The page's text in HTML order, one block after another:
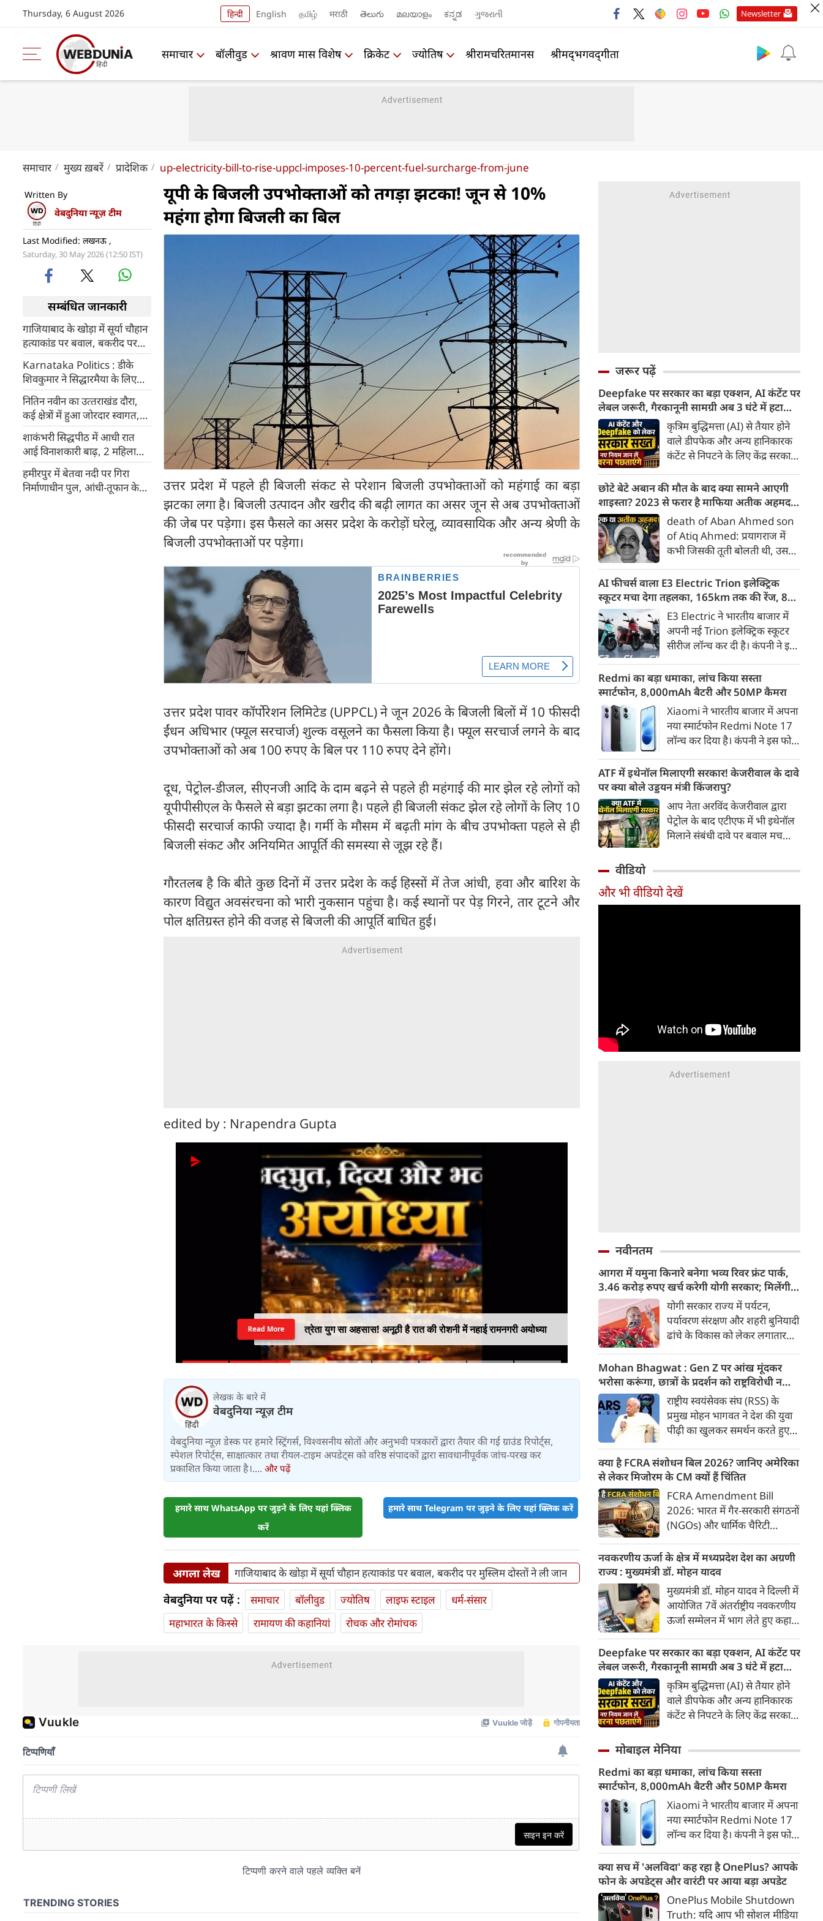
Thursday, 6 August 2026 हिन्दी English தமிழ் मराठी తెలుగు മലയാളം ಕನ್ನಡ ગુજરાતી Newsletter
समाचार बॉलीवुड श्रावण मास विशेष क्रिकेट ज्योतिष श्रीरामचरितमानस श्रीमद्‍भगवद्‍गीता
समाचार मुख्य ख़बरें प्रादेशिक up-electricity-bill-to-rise-uppcl-imposes-10-percent-fuel-surcharge-from-june
Written By
वेबदुनिया न्यूज़ टीम
Last Modified: लखनऊ ,
Saturday, 30 May 2026 (12:50 IST)
सम्बंधित जानकारी
गाजियाबाद के खोड़ा में सूर्या चौहान
हत्याकांड पर बवाल, बकरीद पर
मुस्लिम दोस्तों ने ली जान
Karnataka Politics : डीके
शिवकुमार ने सिद्धारमैया के लिए
लिखी भावुक पोस्ट, इशारों-इशारों में
दिया यह संदेश
नितिन नवीन का उत्‍तराखंड दौरा,
कई क्षेत्रों में हुआ जोरदार स्‍वागत,
बोले- धामी ही होंगे प्रदेश में भाजपा
के सेनापति
शाकंभरी सिद्धपीठ में आधी रात
आई विनाशकारी बाढ़, 2 महिला
श्रद्धालुओं की मौत
हमीरपुर में बेतवा नदी पर गिरा
निर्माणाधीन पुल, आंधी-तूफान के
यूपी के बिजली उपभोक्ताओं को तगड़ा झटका! जून से 10%
महंगा होगा बिजली का बिल
उत्तर प्रदेश में पहले ही बिजली संकट से परेशान बिजली उपभोक्ताओं को महंगाई का बड़ा
झटका लगा है। बिजली उत्पादन और खरीद की बढ़ी लागत का असर जून से अब उपभोक्ताओं
की जेब पर पड़ेगा। इस फैसले का असर प्रदेश के करोड़ों घरेलू, व्यावसायिक और अन्य श्रेणी के
बिजली उपभोक्ताओं पर पड़ेगा।
उत्तर प्रदेश पावर कॉर्पोरेशन लिमिटेड (UPPCL) ने जून 2026 के बिजली बिलों में 10 फीसदी
ईंधन अधिभार (फ्यूल सरचार्ज) शुल्क वसूलने का फैसला किया है। फ्यूल सरचार्ज लगने के बाद
उपभोक्ताओं को अब 100 रुपए के बिल पर 110 रुपए देने होंगे।
दूध, पेट्रोल-डीजल, सीएनजी आदि के दाम बढ़ने से पहले ही महंगाई की मार झेल रहे लोगों को
यूपीपीसीएल के फैसले से बड़ा झटका लगा है। पहले ही बिजली संकट झेल रहे लोगों के लिए 10
फीसदी सरचार्ज काफी ज्यादा है। गर्मी के मौसम में बढ़ती मांग के बीच उपभोक्ता पहले से ही
बिजली संकट और अनियमित आपूर्ति की समस्या से जूझ रहे हैं।
गौरतलब है कि बीते कुछ दिनों में उत्तर प्रदेश के कई हिस्सों में तेज आंधी, हवा और बारिश के
कारण विद्युत अवसंरचना को भारी नुकसान पहुंचा है। कई स्थानों पर पेड़ गिरने, तार टूटने और
पोल क्षतिग्रस्त होने की वजह से बिजली की आपूर्ति बाधित हुई।
edited by : Nrapendra Gupta
त्रेता युग सा अहसास! अनूठी है रात की रोशनी में नहाई रामनगरी अयोध्या
Read More
लेखक के बारे में
वेबदुनिया न्यूज़ टीम
वेबदुनिया न्यूज़ डेस्क पर हमारे स्ट्रिंगर्स, विश्वसनीय स्रोतों और अनुभवी पत्रकारों द्वारा तैयार की गई ग्राउंड रिपोर्ट्स,
स्पेशल रिपोर्ट्स, साक्षात्कार तथा रीयल-टाइम अपडेट्स को वरिष्ठ संपादकों द्वारा सावधानीपूर्वक जांच-परख कर
प्रकाशित किया जाता है।.... और पढ़ें
हमारे साथ WhatsApp पर जुड़ने के लिए यहां क्लिक
करें
हमारे साथ Telegram पर जुड़ने के लिए यहां क्लिक करें
अगला लेख गाजियाबाद के खोड़ा में सूर्या चौहान हत्याकांड पर बवाल, बकरीद पर मुस्लिम दोस्तों ने ली जान
वेबदुनिया पर पढ़ें : समाचार बॉलीवुड ज्योतिष लाइफ स्‍टाइल
धर्म-संसार
महाभारत के किस्से
रामायण की कहानियां रोचक और रोमांचक
जरूर पढ़ें
Deepfake पर सरकार का बड़ा एक्शन, AI कंटेंट पर
लेबल जरूरी, गैरकानूनी सामग्री अब 3 घंटे में हटानी
होगी, नए नियम जान लें वरना पछताएंगे
कृत्रिम बुद्धिमत्ता (AI) से तैयार होने
वाले डीपफेक और अन्य हानिकारक
कंटेंट से निपटने के लिए केंद्र सरकार
किया है। सरकार ने AI से तैयार कंटेंट
पर स्पष्ट लेबल और पहचान योग्य
मेटाडेटा उपलब्ध कराना अनिवार्य
किया है। साथ ही, सरकारी या
न्यायालय के आदेश के आधार पर
गैरकानूनी जानकारी हटाने की
समयसीमा 36 घंटे से घटाकर 3 घंटे
कर दी गई है।
छोटे बेटे अबान की मौत के बाद क्या सामने आएगी
शाइस्ता? 2023 से फरार है माफिया अतीक अहमद
की पत्नी
death of Aban Ahmed son
of Atiq Ahmed: प्रयागराज में
कभी जिसकी तूती बोलती थी, उस
अहमद के कुनबे पर कानून और
किस्मत की दोहरी मार पड़ रही है।
जिस झांसी जिले में अप्रैल 2023 में
अतीक के एनकाउंटर में मारे गए बेटे
असद की सांसें थमी थीं, उसी झांसी में
अब उसके छोटे बेटे अबान की भीषण
सड़क दुर्घटना में जान चली गई है।
AI फीचर्स वाला E3 Electric Trion इलेक्ट्रिक
स्कूटर मचा देगा तहलका, 165km तक की रेंज, 8
साल की बैटरी वारंटी, कीमत जानेंगे तो हो जाएंगे
हैरान
E3 Electric ने भारतीय बाजार में
अपनी नई Trion इलेक्ट्रिक स्कूटर
सीरीज लॉन्च कर दी है। कंपनी ने इसे
पेश किया है। Trion की शुरुआती
कीमत 99,999 रुपए (एक्स-शोरूम,
बेंगलुरु) रखी गई है। फिलहाल इसकी
बुकिंग बेंगलुरु के ग्राहकों के लिए
कंपनी की आधिकारिक वेबसाइट के
जरिए शुरू की गई है। आने वाले समय
में इसे दूसरे शहरों में भी उपलब्ध
कराया जाएगा।
Redmi का बड़ा धमाका, लांच किया सस्ता
स्मार्टफोन, 8,000mAh बैटरी और 50MP कैमरा
Xiaomi ने भारतीय बाजार में अपना
नया स्मार्टफोन Redmi Note 17
लॉन्च कर दिया है। कंपनी ने इस फोन
डिस्प्ले, 8,000mAh की बड़ी बैटरी
और Qualcomm Snapdragon
चिपसेट के साथ पेश किया है। फोन में
50MP का मेन कैमरा दिया गया है।
इसके अलावा Redmi Note 17 में
Corning Gorilla Glass 7i
चेसिस जैसे फीचर्स मिलते हैं।
ATF में इथेनॉल मिलाएगी सरकार! केजरीवाल के दावे
पर क्या बोले उड्डयन मंत्री किंजरापु?
आप नेता अरविंद केजरीवाल द्वारा
पेट्रोल के बाद एटीएफ में भी इथेनॉल
मिलाने संबंधी दावे पर बवाल मच
इथेनॉल मिलाने की कोई योजना नहीं
है।
वीडियो
और भी वीडियो देखें
नवीनतम
आगरा में यमुना किनारे बनेगा भव्य रिवर फ्रंट पार्क,
3.46 करोड़ रुपए खर्च करेगी योगी सरकार; मिलेंगी ये
खास सुविधाएं
योगी सरकार राज्य में पर्यटन,
पर्यावरण संरक्षण और शहरी बुनियादी
ढांचे के विकास को लेकर लगातार
कड़ी में अब ताजनगरी में यमुना नदी
के किनारों को खूबसूरत, प्रदूषण मुक्त
और उपयोगी बनाने की बड़ी तैयारी
शुरू हो गई है। आगरा के झलकारी
बाई चौराहे से लेकर वेदांत मंदिर के
पास यमुना किनारे (यमुना बैंक साइड)
एक नए और भव्य पार्क का विकास
किया जा रहा है।
Mohan Bhagwat : Gen Z पर आंख मूंदकर
भरोसा करूंगा, छात्रों के प्रदर्शन को राष्ट्रविरोधी न
बताएं, RSS प्रमुख मोहन भागवत का बड़ा बयान, चीन
और पाकिस्तान को लेकर क्या कहा
राष्ट्रीय स्वयंसेवक संघ (RSS) के
प्रमुख मोहन भागवत ने देश की युवा
पीढ़ी का खुलकर समर्थन करते हुए
मूंदकर भरोसा करेंगे। उन्होंने कहा कि
विरोध-प्रदर्शन में शामिल होने वाले
छात्रों को राष्ट्रविरोधी नहीं कहा जाना
चाहिए। युवाओं की बात को दबाने के
बजाय उनके साथ संवाद के जरिए
उनकी चिंताओं को समझने की
जरूरत है।
क्या है FCRA संशोधन बिल 2026? जानिए अमेरिका
से लेकर मिजोरम के CM क्यों हैं चिंतित
FCRA Amendment Bill
2026: भारत में गैर-सरकारी संगठनों
(NGOs) और धार्मिक चैरिटी
नियंत्रित करने वाला 'फॉरेन
कंट्रीब्यूशन रेगुलेशन एक्ट' (FCRA)
एक बार फिर बड़े बदलावों को लेकर
सुर्खियों में है। केंद्र सरकार द्वारा लाए
गए FCRA संशोधन बिल 2026 ने न
केवल देश के भीतर, बल्कि सात
समंदर पार अमेरिका तक में सियासी
हलचल बढ़ा दी है।
नवकरणीय ऊर्जा के क्षेत्र में मध्यप्रदेश देश का अग्रणी
राज्य : मुख्यमंत्री डॉ. मोहन यादव
मुख्यमंत्री डॉ. मोहन यादव ने दिल्ली में
आयोजित 7वें अंतर्राष्ट्रीय नवकरणीय
ऊर्जा सम्मेलन में भाग लेते हुए कहा
500 गीगा वॉट गैर-जीवाश्म ऊर्जा
क्षमता के राष्ट्रीय लक्ष्य की प्राप्ति के
लिए पूरी प्रतिबद्धता के साथ कार्य कर
रहा है। उन्होंने कहा कि राज्य
नवकरणीय ऊर्जा, ऊर्जा भंडारण तथा
हरित औद्योगिक विकास के क्षेत्र में
देश के अग्रणी राज्यों में अपनी विशिष्ट
पहचान बना चुका है।
Deepfake पर सरकार का बड़ा एक्शन, AI कंटेंट पर
लेबल जरूरी, गैरकानूनी सामग्री अब 3 घंटे में हटानी
होगी, नए नियम जान लें वरना पछताएंगे
कृत्रिम बुद्धिमत्ता (AI) से तैयार होने
वाले डीपफेक और अन्य हानिकारक
कंटेंट से निपटने के लिए केंद्र सरकार
किया है। सरकार ने AI से तैयार कंटेंट
मेटाडेटा उपलब्ध कराना अनिवार्य
किया है। साथ ही, सरकारी या
न्यायालय के आदेश के आधार पर
गैरकानूनी जानकारी हटाने की
समयसीमा 36 घंटे से घटाकर 3 घंटे
मोबाइल मेनिया
Redmi का बड़ा धमाका, लांच किया सस्ता
स्मार्टफोन, 8,000mAh बैटरी और 50MP कैमरा
Xiaomi ने भारतीय बाजार में अपना
नया स्मार्टफोन Redmi Note 17
लॉन्च कर दिया है। कंपनी ने इस फोन
डिस्प्ले, 8,000mAh की बड़ी बैटरी
और Qualcomm Snapdragon
चिपसेट के साथ पेश किया है। फोन में
50MP का मेन कैमरा दिया गया है।
क्या सच में 'अलविदा' कह रहा है OnePlus? आपके
फोन के अपडेट्स और वारंटी पर आया बड़ा अपडेट
OnePlus Mobile Shutdown
Truth: यदि आप भी सोशल मीडिया